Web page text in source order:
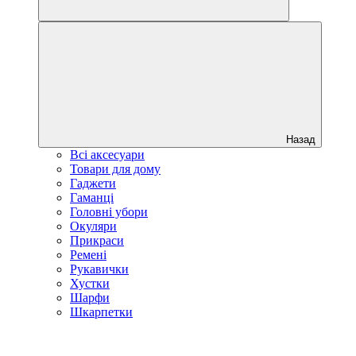
Назад
Всі аксесуари
Товари для дому
Гаджети
Гаманці
Головні убори
Окуляри
Прикраси
Ремені
Рукавички
Хустки
Шарфи
Шкарпетки